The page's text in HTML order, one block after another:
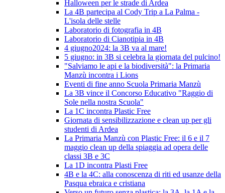
Halloween per le strade di Ardea
La 4B partecipa al Cody Trip a La Palma -
L'isola delle stelle
Laboratorio di fotografia in 4B
Laboratorio di Cianotipia in 4B
4 giugno2024: la 3B va al mare!
5 giugno: in 3B si celebra la giornata del pulcino!
"Salviamo le api e la biodiversità": la Primaria
Manzù incontra i Lions
Eventi di fine anno Scuola Primaria Manzù
La 3B vince il Concorso Educativo "Raggio di
Sole nella nostra Scuola"
La 1C incontra Plastic Free
Giornata di sensibilizzazione e clean up per gli
studenti di Ardea
La Primaria Manzù con Plastic Free: il 6 e il 7
maggio clean up della spiaggia ad opera delle
classi 3B e 3C
La 1D incontra Plasti Free
4B e la 4C: alla conoscenza di riti ed usanze della
Pasqua ebraica e cristiana